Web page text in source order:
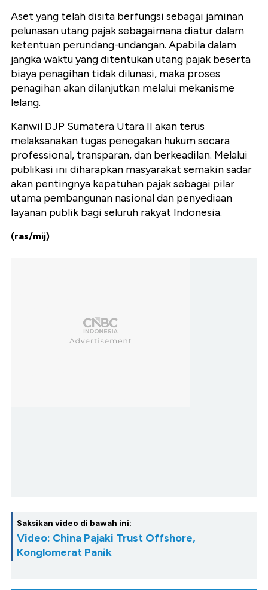
Aset yang telah disita berfungsi sebagai jaminan
pelunasan utang pajak sebagaimana diatur dalam
ketentuan perundang-undangan. Apabila dalam
jangka waktu yang ditentukan utang pajak beserta
biaya penagihan tidak dilunasi, maka proses
penagihan akan dilanjutkan melalui mekanisme
lelang.
Kanwil DJP Sumatera Utara II akan terus
melaksanakan tugas penegakan hukum secara
professional, transparan, dan berkeadilan. Melalui
publikasi ini diharapkan masyarakat semakin sadar
akan pentingnya kepatuhan pajak sebagai pilar
utama pembangunan nasional dan penyediaan
layanan publik bagi seluruh rakyat Indonesia.
(ras/mij)
Saksikan video di bawah ini:
Video: China Pajaki Trust Offshore,
Konglomerat Panik